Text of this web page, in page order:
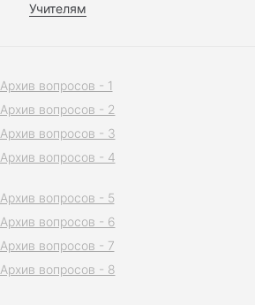
Учителям
Архив вопросов - 1
Архив вопросов - 2
Архив вопросов - 3
Архив вопросов - 4
Архив вопросов - 5
Архив вопросов - 6
Архив вопросов - 7
Архив вопросов - 8